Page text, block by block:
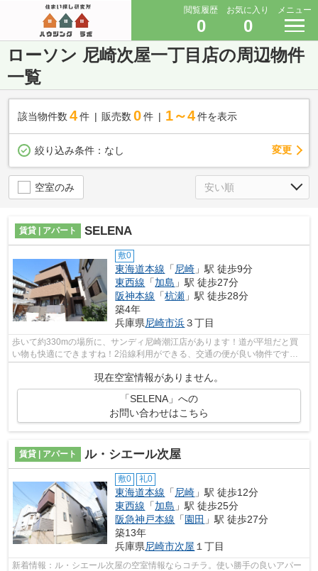
閲覧履歴
0
お気に入り
0
メニュー
ローソン 尼崎次屋一丁目店の周辺物件
一覧
該当物件数 4件 販売数 0 件 1～4 件を表示
絞り込み条件： なし 変更
空室のみ
賃貸 | アパート SELENA
敷0
東海道本線 「 尼崎 」駅 徒歩9分
東西線 「加島 」駅 徒歩27分
阪神本線 「杭瀬 」駅 徒歩28分
築4年
兵庫県尼崎市浜３丁目
歩いて約330mの場所に、サンディ尼崎潮江店があります！道が平坦だと買
い物も快適にできますね！2沿線利用ができる、交通の便が良い物件です！
現在空室情報がありません。
「SELENA」への
お問い合わせはこちら
賃貸 | アパート ル・シエール次屋
敷0 礼0
東海道本線 「 尼崎 」駅 徒歩12分
東西線 「加島 」駅 徒歩25分
阪急神戸本線 「園田 」駅 徒歩27分
築13年
兵庫県尼崎市次屋 １丁目
新着情報：ル・シエール次屋の空室情報ならコチラ。使い勝手の良いアパー